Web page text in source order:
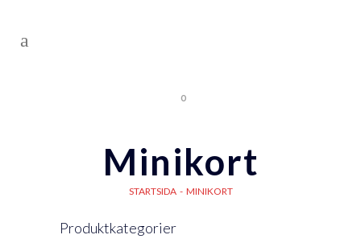
0
Minikort
STARTSIDA- MINIKORT
Produktkategorier